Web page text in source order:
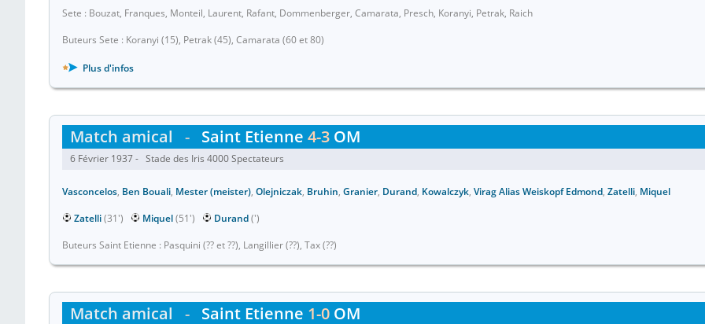
Sete : Bouzat, Franques, Monteil, Laurent, Rafant, Dommenberger, Camarata, Presch, Koranyi, Petrak, Raich
Buteurs Sete : Koranyi (15), Petrak (45), Camarata (60 et 80)
Plus d'infos
Match amical - Saint Etienne 4-3 OM
6 Février 1937 - Stade des Iris 4000 Spectateurs
Vasconcelos, Ben Bouali, Mester (meister), Olejniczak, Bruhin, Granier, Durand, Kowalczyk, Virag Alias Weiskopf Edmond, Zatelli, Miquel
Zatelli(31') Miquel(51') Durand(')
Buteurs Saint Etienne : Pasquini (?? et ??), Langillier (??), Tax (??)
Match amical - Saint Etienne 1-0 OM